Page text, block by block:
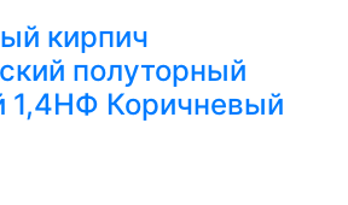
кирпич
полуторный
1,4НФ Коричневый